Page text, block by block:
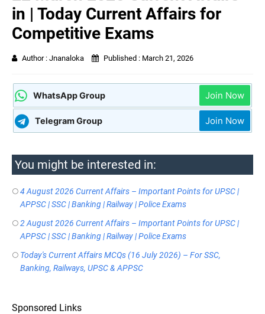
in | Today Current Affairs for
Competitive Exams
Author : Jnanaloka Published : March 21, 2026
WhatsApp Group Join Now
Telegram Group Join Now
You might be interested in:
4 August 2026 Current Affairs – Important Points for UPSC |
APPSC | SSC | Banking | Railway | Police Exams
2 August 2026 Current Affairs – Important Points for UPSC |
APPSC | SSC | Banking | Railway | Police Exams
Today's Current Affairs MCQs (16 July 2026) – For SSC,
Banking, Railways, UPSC & APPSC
Sponsored Links